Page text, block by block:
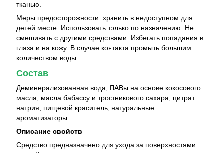
тканью.
Меры предосторожности: хранить в недоступном для
детей месте. Использовать только по назначению. Не
смешивать с другими средствами. Избегать попадания в
глаза и на кожу. В случае контакта промыть большим
количеством воды.
Состав
Деминерализованная вода, ПАВы на основе кокосового
масла, масла бабассу и тростникового сахара, цитрат
натрия, пищевой краситель, натуральные
ароматизаторы.
Описание свойств
Средство предназначено для ухода за поверхностями